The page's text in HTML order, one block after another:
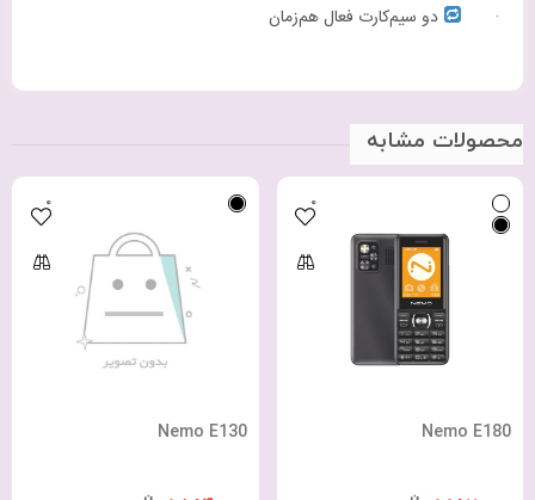
·
دو سیم‌کارت فعال هم‌زمان
محصولات مشابه
Nemo E180
0
Nemo E130
0